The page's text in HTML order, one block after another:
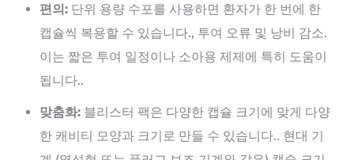
편의: 단위 용량 수포를 사용하면 환자가 한 번에 한
캡슐씩 복용할 수 있습니다., 투여 오류 및 낭비 감소.
이는 짧은 투여 일정이나 소아용 제제에 특히 도움이
됩니다..
맞춤화: 블리스터 팩은 다양한 캡슐 크기에 맞게 다양
한 캐비티 모양과 크기로 만들 수 있습니다.. 현대 기